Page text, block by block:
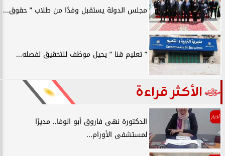
مجلس الدولة يستقبل وفدًا من طلاب ” حقوق...
” تعليم قنا ” يحيل موظف للتحقيق لفصله...
الأكثر قراءة
أخبار
الدكتورة نهى فاروق أبو الوفا.. مديرًا
لمستشفى الأورام...